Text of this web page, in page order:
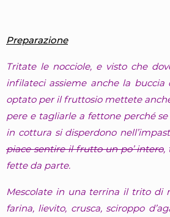
Preparazione
Tritate le nocciole, e visto che
infilateci assieme anche la
optato per il fruttosio mettete
pere e tagliarle a fettone perché
in cottura si disperdono
piace sentire il frutto un po’ intero,
fette da parte.
Mescolate in una terrina il trito di
farina, lievito, crusca, sciroppo